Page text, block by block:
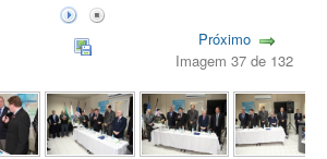
Próximo
Imagem 37 de 132